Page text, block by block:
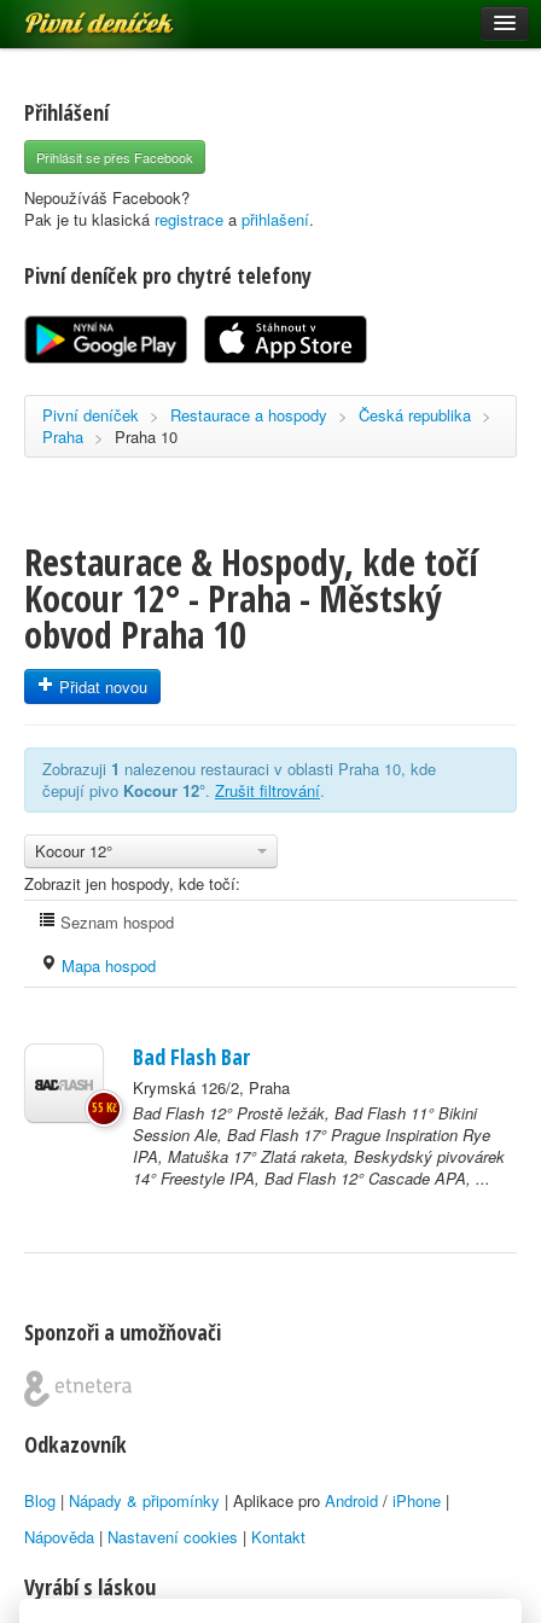
Pivní deníček
Pivní mapa
Pivní značky
Nápověda
Registrace
Přihlášení
Přihlásit se přes Facebook
Nepoužíváš Facebook?
Pak je tu klasická registrace a přihlašení.
Pivní deníček pro chytré telefony
Pivní deníček > Restaurace a hospody > Česká republika >
Praha > Praha 10
Restaurace & Hospody, kde točí
Kocour 12° - Praha - Městský
obvod Praha 10
Přidat novou
Zobrazuji 1 nalezenou restauraci v oblasti Praha 10, kde
čepují pivo Kocour 12°. Zrušit filtrování.
Kocour 12°
Zobrazit jen hospody, kde točí:
Seznam hospod
Mapa hospod
Bad Flash Bar
Krymská 126/2, Praha
Bad Flash 12° Prostě ležák, Bad Flash 11° Bikini
Session Ale, Bad Flash 17° Prague Inspiration Rye
IPA, Matuška 17° Zlatá raketa, Beskydský pivovárek
14° Freestyle IPA, Bad Flash 12° Cascade APA, ...
55 Kč
Sponzoři a umožňovači
Odkazovník
Blog | Nápady & připomínky | Aplikace pro Android / iPhone |
Nápověda | Nastavení cookies | Kontakt
Vyrábí s láskou